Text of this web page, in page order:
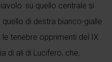
su quello centrale si
di destra bianco-gialle
le tenebre opprimenti del IX
di ali di Lucifero, che,